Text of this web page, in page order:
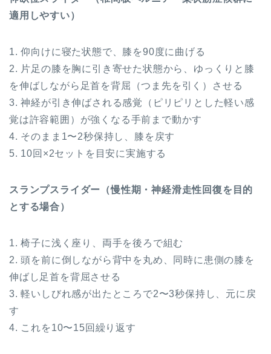
適用しやすい）
1. 仰向けに寝た状態で、膝を90度に曲げる
2. 片足の膝を胸に引き寄せた状態から、ゆっくりと膝
を伸ばしながら足首を背屈（つま先を引く）させる
3. 神経が引き伸ばされる感覚（ピリピリとした軽い感
覚は許容範囲）が強くなる手前まで動かす
4. そのまま1〜2秒保持し、膝を戻す
5. 10回×2セットを目安に実施する
スランプスライダー（慢性期・神経滑走性回復を目的
とする場合）
1. 椅子に浅く座り、両手を後ろで組む
2. 頭を前に倒しながら背中を丸め、同時に患側の膝を
伸ばし足首を背屈させる
3. 軽いしびれ感が出たところで2〜3秒保持し、元に戻
す
4. これを10〜15回繰り返す